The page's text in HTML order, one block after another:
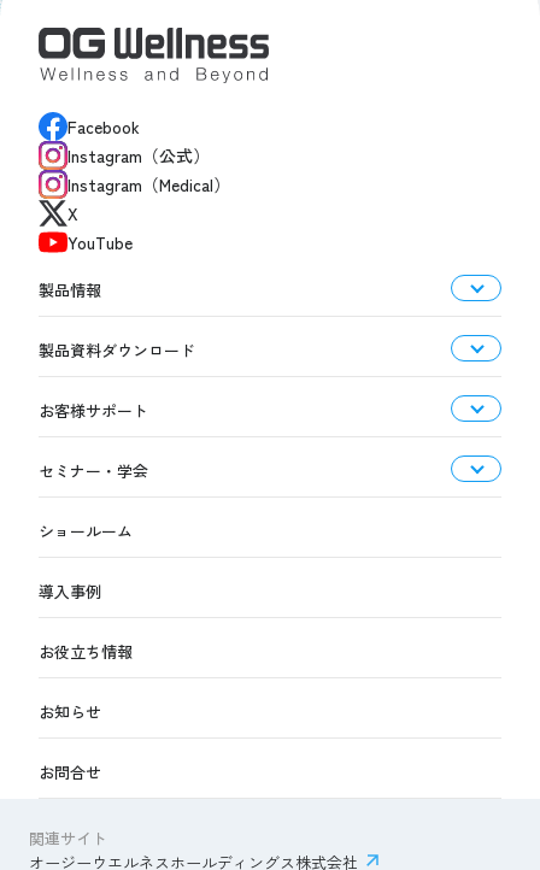
Facebook
Instagram（公式）
Instagram（Medical）
X
YouTube
製品情報
製品資料ダウンロード
お客様サポート
セミナー・学会
ショールーム
導入事例
お役立ち情報
お知らせ
お問合せ
関連サイト
オージーウエルネスホールディングス株式会社